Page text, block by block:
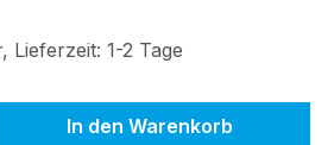
1-2 Tage
Gib den
In den Warenkorb